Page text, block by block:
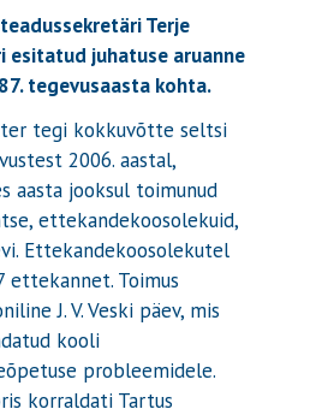
Terje
esitatud juhatuse aruanne
tegevusaasta kohta.
tegi kokkuvõtte seltsi
2006. aastal,
aasta jooksul toimunud
ettekandekoosolekuid,
Ettekandekoosolekutel
ettekannet. Toimus
J. V. Veski päev, mis
kooli
probleemidele.
korraldati Tartus